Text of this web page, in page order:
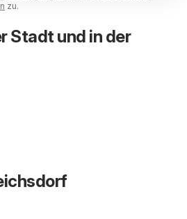
zu.
Stadt und in der